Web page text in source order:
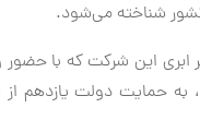
کشور شناخته می‌شود.
این شرکت که با حضور
به حمایت دولت